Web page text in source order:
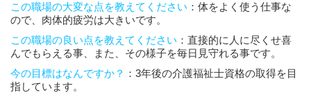
この職場の大変な点を教えてください ：体をよく使う仕事な
ので、肉体的疲労は大きいです。
この職場の良い点を教えてください ：直接的に人に尽くせ喜
んでもらえる事、また、その様子を毎日見守れる事です。
今の目標はなんですか？ ：3年後の介護福祉士資格の取得を目
指しています。